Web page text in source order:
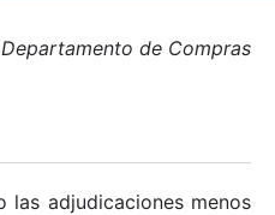
de Compras
adjudicaciones menos